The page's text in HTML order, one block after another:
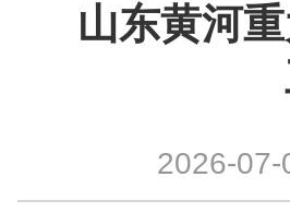
山东黄河
2026-